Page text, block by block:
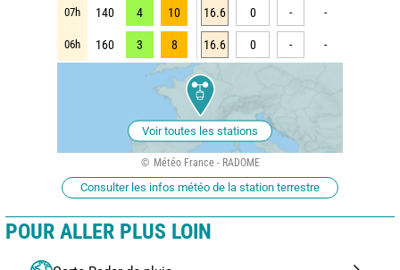
07h 140 4 10 16.6 0 - -
06h 160 3 8 16.6 0 - -
Voir toutes les stations
Météo France - RADOME
Consulter les infos météo de la station terrestre
POUR ALLER PLUS LOIN